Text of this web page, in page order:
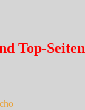
Top-Seiten